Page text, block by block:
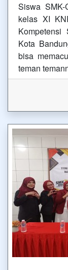
Siswa
kelas XI
Kota
bisa
teman